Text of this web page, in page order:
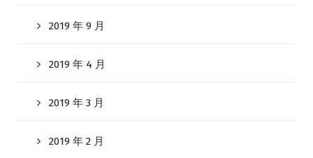
2019 年 9 月
2019 年 4 月
2019 年 3 月
2019 年 2 月